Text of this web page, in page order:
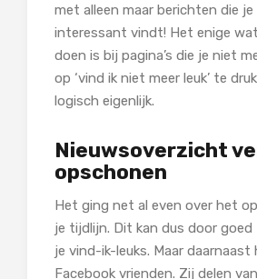
met alleen maar berichten die je
interessant vindt! Het enige
doen is bij pagina’s die je niet
op ‘vind ik niet meer leuk’ te
logisch eigenlijk.
Nieuwsoverzicht
opschonen
Het ging net al even over het
je tijdlijn. Dit kan dus door goed
je vind-ik-leuks. Maar daarnaast
Facebook vrienden. Zij delen